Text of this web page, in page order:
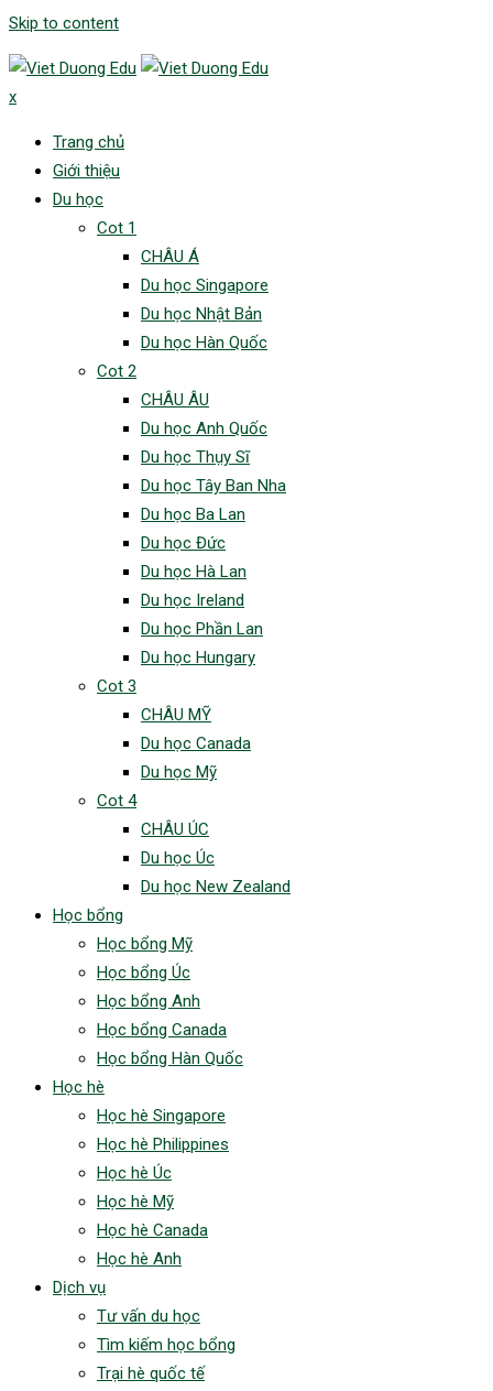
Skip to content
x
Trang chủ
Giới thiệu
Du học
Cot 1
CHÂU Á
Du học Singapore
Du học Nhật Bản
Du học Hàn Quốc
Cot 2
CHÂU ÂU
Du học Anh Quốc
Du học Thụy Sĩ
Du học Tây Ban Nha
Du học Ba Lan
Du học Đức
Du học Hà Lan
Du học Ireland
Du học Phần Lan
Du học Hungary
Cot 3
CHÂU MỸ
Du học Canada
Du học Mỹ
Cot 4
CHÂU ÚC
Du học Úc
Du học New Zealand
Học bổng
Học bổng Mỹ
Học bổng Úc
Học bổng Anh
Học bổng Canada
Học bổng Hàn Quốc
Học hè
Học hè Singapore
Học hè Philippines
Học hè Úc
Học hè Mỹ
Học hè Canada
Học hè Anh
Dịch vụ
Tư vấn du học
Tìm kiếm học bổng
Trại hè quốc tế